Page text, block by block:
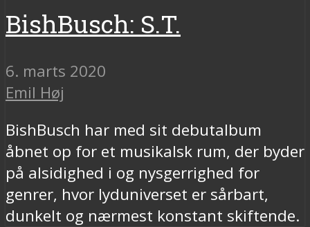
BishBusch: S.T.
6. marts 2020
Emil Høj
BishBusch har med sit debutalbum
åbnet op for et musikalsk rum, der byder
på alsidighed i og nysgerrighed for
genrer, hvor lyduniverset er sårbart,
dunkelt og nærmest konstant skiftende.